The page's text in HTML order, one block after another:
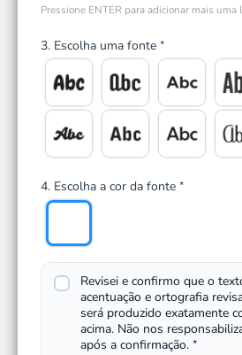
Pressione ENTER para adicionar mais uma
3. Escolha uma fonte *
4. Escolha a cor da fonte *
Revisei e confirmo que o
acentuação e ortografia
será produzido exatamente
acima. Não nos
após a confirmação. *